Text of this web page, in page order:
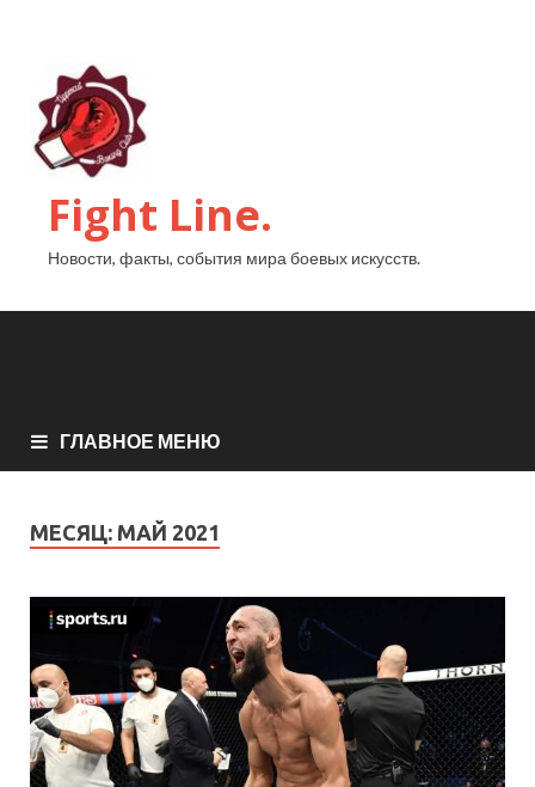
Fight Line.
Новости, факты, события мира боевых искусств.
ГЛАВНОЕ МЕНЮ
МЕСЯЦ: МАЙ 2021